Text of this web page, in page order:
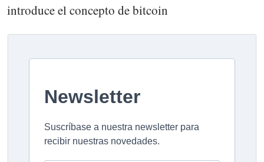
introduce el concepto de bitcoin